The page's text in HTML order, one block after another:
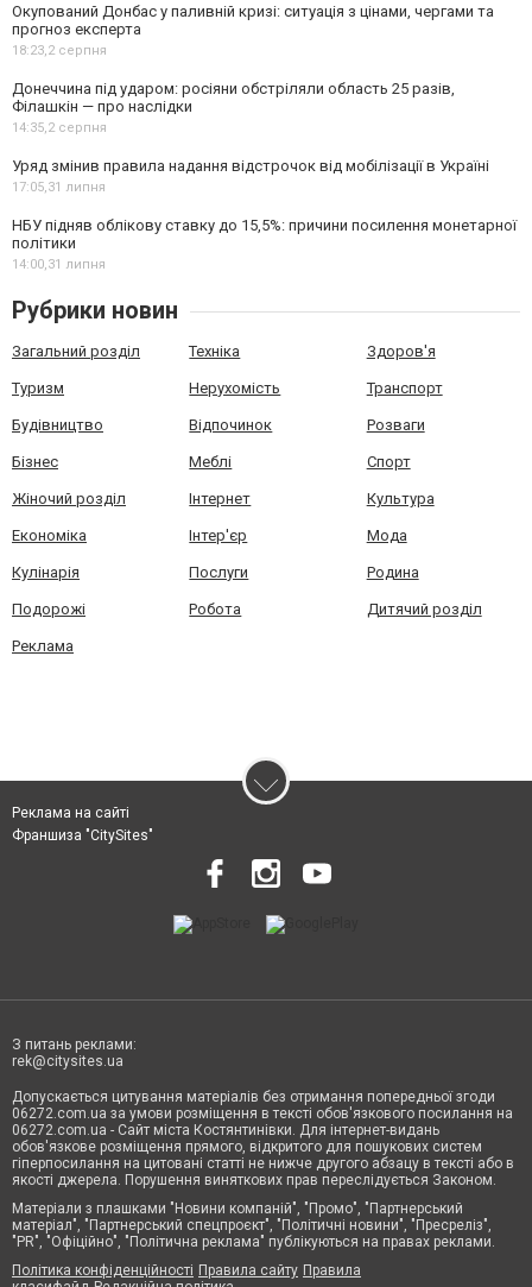
Окупований Донбас у паливній кризі: ситуація з цінами, чергами та
прогноз експерта
18:23,2 серпня
Донеччина під ударом: росіяни обстріляли область 25 разів,
Філашкін — про наслідки
14:35,2 серпня
Уряд змінив правила надання відстрочок від мобілізації в Україні
17:05,31 липня
НБУ підняв облікову ставку до 15,5%: причини посилення монетарної
політики
14:00,31 липня
Рубрики новин
Загальний розділ Техніка Здоров'я
Туризм Нерухомість Транспорт
Будівництво Відпочинок Розваги
Бізнес Меблі Спорт
Жіночий розділ Інтернет Культура
Економіка Інтер'єр Мода
Кулінарія Послуги Родина
Подорожі Робота Дитячий розділ
Реклама
Реклама на сайті
Франшиза "CitySites"
З питань реклами:
rek@citysites.ua
Допускається цитування матеріалів без отримання попередньої згоди
06272.com.ua за умови розміщення в тексті обов'язкового посилання на
06272.com.ua - Сайт міста Костянтинівки. Для інтернет-видань
обов'язкове розміщення прямого, відкритого для пошукових систем
гіперпосилання на цитовані статті не нижче другого абзацу в тексті або в
якості джерела. Порушення виняткових прав переслідується Законом.
Матеріали з плашками "Новини компаній", "Промо", "Партнерський
матеріал", "Партнерський спецпроєкт", "Політичні новини", "Пресреліз",
"PR", "Офіційно", "Політична реклама" публікуються на правах реклами.
Політика конфіденційності Правила сайту Правила